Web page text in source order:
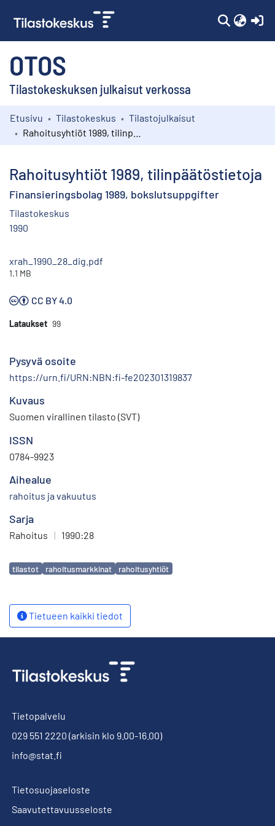
OTOS
Tilastokeskuksen julkaisut verkossa
Kokoelmat
Etusivu Tilastokeskus
Tilastojulkaisut
Rahoitusyhtiöt 1989, tilinpäätöstietoja
Finansieringsbolag 1989, bokslutsuppgifter
Tilastokeskus
1990
xrah_1990_28_dig.pdf
1.1 MB
CC BY 4.0
Lataukset 99
Pysyvä osoite
https://urn.fi/URN:NBN:fi-fe202301319837
Kuvaus
Suomen virallinen tilasto (SVT)
ISSN
0784-9923
Aihealue
rahoitus ja vakuutus
Sarja
Rahoitus | 1990:28
Avainsanat
tilastot rahoitusmarkkinat rahoitusyhtiöt
Tietueen kaikki tiedot
Tietopalvelu
029 551 2220 (arkisin klo 9.00-16.00)
info@stat.fi
Tietosuojaseloste
Saavutettavuusseloste